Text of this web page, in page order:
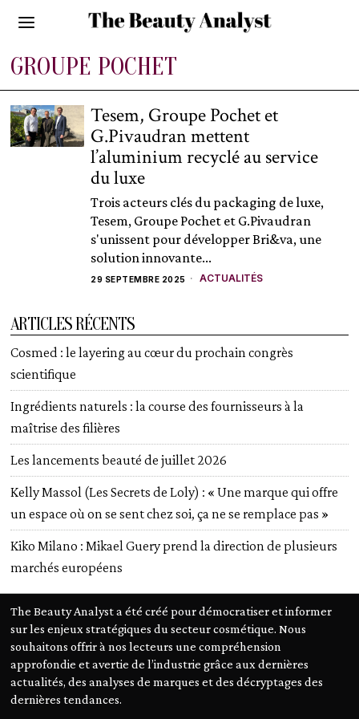
GROUPE POCHET
Tesem, Groupe Pochet et
G.Pivaudran mettent
l’aluminium recyclé au service
du luxe
Trois acteurs clés du packaging de luxe,
Tesem, Groupe Pochet et G.Pivaudran
s'unissent pour développer Bri&va, une
solution innovante...
29 SEPTEMBRE 2025 ACTUALITÉS
ARTICLES RÉCENTS
Cosmed : le layering au cœur du prochain congrès
scientifique
Ingrédients naturels : la course des fournisseurs à la
maîtrise des filières
Les lancements beauté de juillet 2026
Kelly Massol (Les Secrets de Loly) : « Une marque qui offre
un espace où on se sent chez soi, ça ne se remplace pas »
Kiko Milano : Mikael Guery prend la direction de plusieurs
marchés européens
The Beauty Analyst a été créé pour démocratiser et informer
sur les enjeux stratégiques du secteur cosmétique. Nous
souhaitons offrir à nos lecteurs une compréhension
approfondie et avertie de l’industrie grâce aux dernières
actualités, des analyses de marques et des décryptages des
dernières tendances.